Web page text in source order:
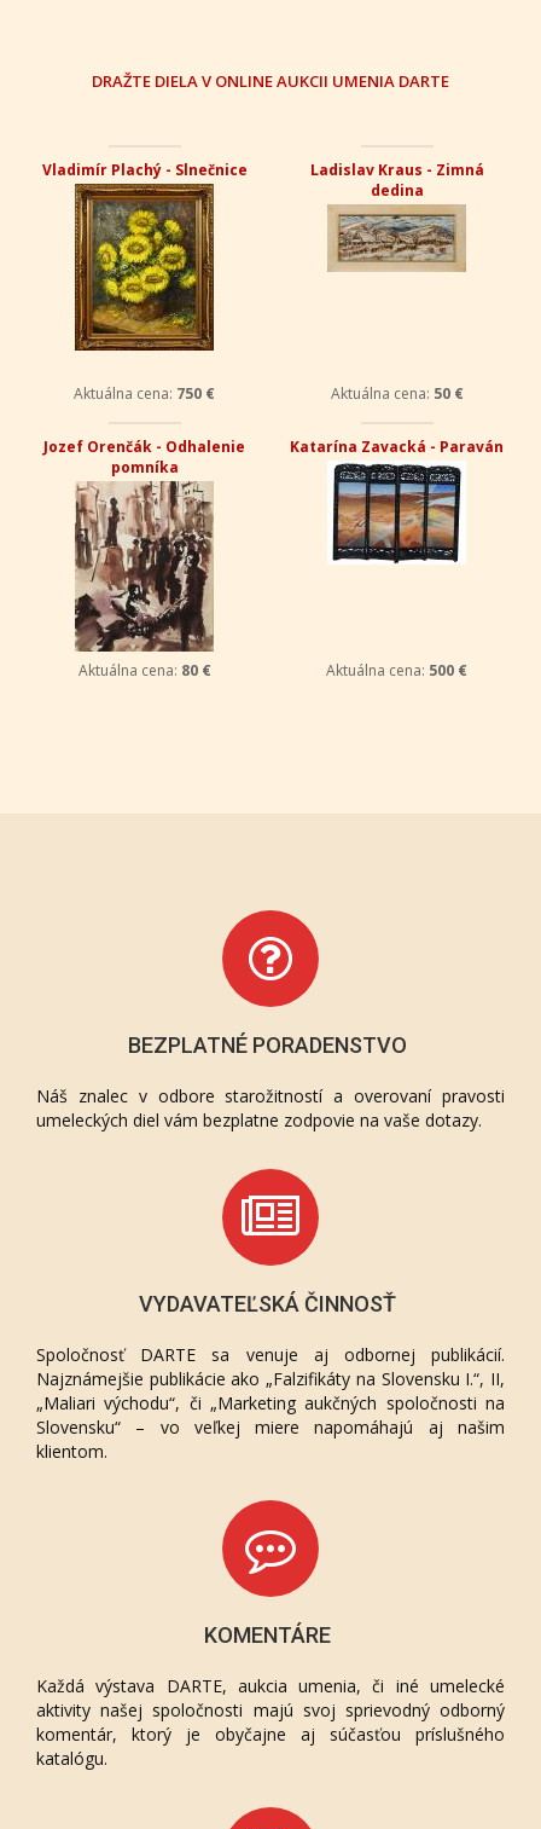
DRAŽTE DIELA V ONLINE AUKCII UMENIA DARTE
Vladimír Plachý - Slnečnice
Aktuálna cena: 750 €
Ladislav Kraus - Zimná
dedina
Aktuálna cena: 50 €
Jozef Orenčák - Odhalenie
pomníka
Aktuálna cena: 80 €
Katarína Zavacká - Paraván
Aktuálna cena: 500 €
BEZPLATNÉ PORADENSTVO
Náš znalec v odbore starožitností a overovaní pravosti
umeleckých diel vám bezplatne zodpovie na vaše dotazy.
VYDAVATEĽSKÁ ČINNOSŤ
Spoločnosť DARTE sa venuje aj odbornej publikácií.
Najznámejšie publikácie ako „Falzifikáty na Slovensku I.“, II,
„Maliari východu“, či „Marketing aukčných spoločnosti na
Slovensku“ – vo veľkej miere napomáhajú aj našim
klientom.
KOMENTÁRE
Každá výstava DARTE, aukcia umenia, či iné umelecké
aktivity našej spoločnosti majú svoj sprievodný odborný
komentár, ktorý je obyčajne aj súčasťou príslušného
katalógu.